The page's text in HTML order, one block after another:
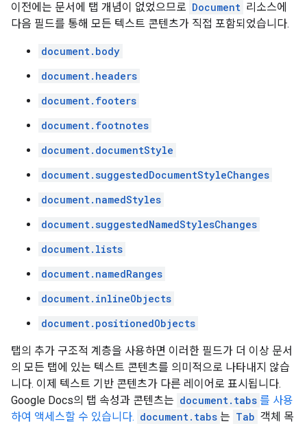
이전에는 문서에 탭 개념이 없었으므로 Document 리소스에
다음 필드를 통해 모든 텍스트 콘텐츠가 직접 포함되었습니다.
document.body
document.headers
document.footers
document.footnotes
document.documentStyle
document.suggestedDocumentStyleChanges
document.namedStyles
document.suggestedNamedStylesChanges
document.lists
document.namedRanges
document.inlineObjects
document.positionedObjects
탭의 추가 구조적 계층을 사용하면 이러한 필드가 더 이상 문서
의 모든 탭에 있는 텍스트 콘텐츠를 의미적으로 나타내지 않습
니다. 이제 텍스트 기반 콘텐츠가 다른 레이어로 표시됩니다.
Google Docs의 탭 속성과 콘텐츠는 document.tabs 를 사용
하여 액세스할 수 있습니다. document.tabs 는 Tab 객체 목